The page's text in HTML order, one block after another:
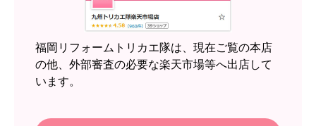
【注文からどのくらいで届きましたか？】
【その他感想・コメント】
2026年6月30日 23:50
福岡リフォームトリカエ隊は、現在ご覧の本店
の他、外部審査の必要な楽天市場等へ出店して
います。